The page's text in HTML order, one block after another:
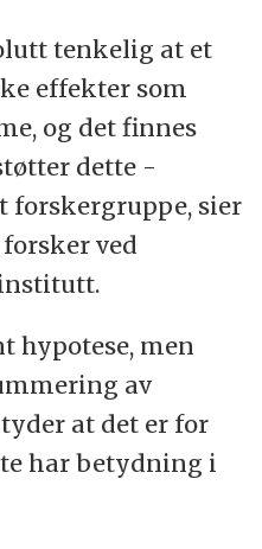
tenkelig at et
effekter som
og det finnes
dette -
sier
ved
hypotese, men
av
at det er for
har betydning i